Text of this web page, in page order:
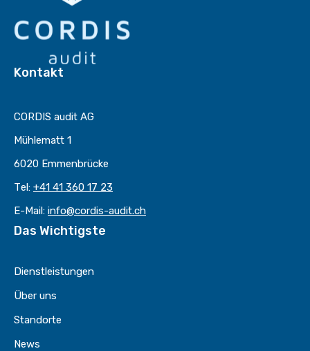
Kontakt
CORDIS audit AG
Mühlematt 1
6020 Emmenbrücke
Tel: +41 41 360 17 23
E-Mail: info@cordis-audit.ch
Das Wichtigste
Dienstleistungen
Über uns
Standorte
News